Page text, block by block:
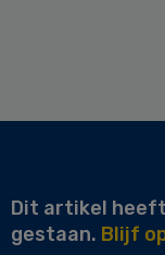
Dit artikel
gestaan. Blijf